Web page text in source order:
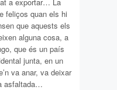
feliços quan els hi
que aquests els
alguna cosa, a
que és un país
junta, en un
va anar, va deixar
asfaltada…